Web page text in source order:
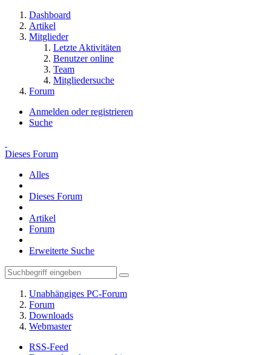
Dashboard
Artikel
Mitglieder
Letzte Aktivitäten
Benutzer online
Team
Mitgliedersuche
Forum
Anmelden oder registrieren
Suche
Dieses Forum
Alles
Dieses Forum
Artikel
Forum
Erweiterte Suche
Unabhängiges PC-Forum
Forum
Downloads
Webmaster
RSS-Feed